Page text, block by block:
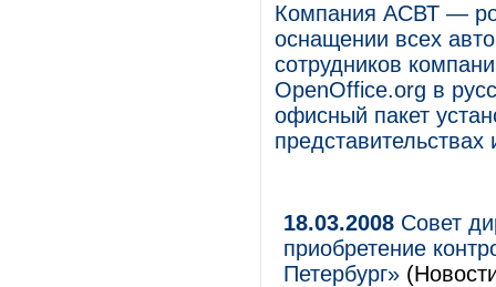
Компания АСВТ —
оснащении всех
сотрудников
OpenOffice.org в
офисный пакет
18.03.2008 Совет
приобретение
Петербург»